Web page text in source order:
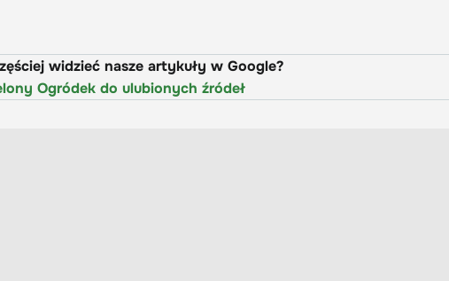
widzieć nasze artykuły w Google?
Ogródek do ulubionych źródeł